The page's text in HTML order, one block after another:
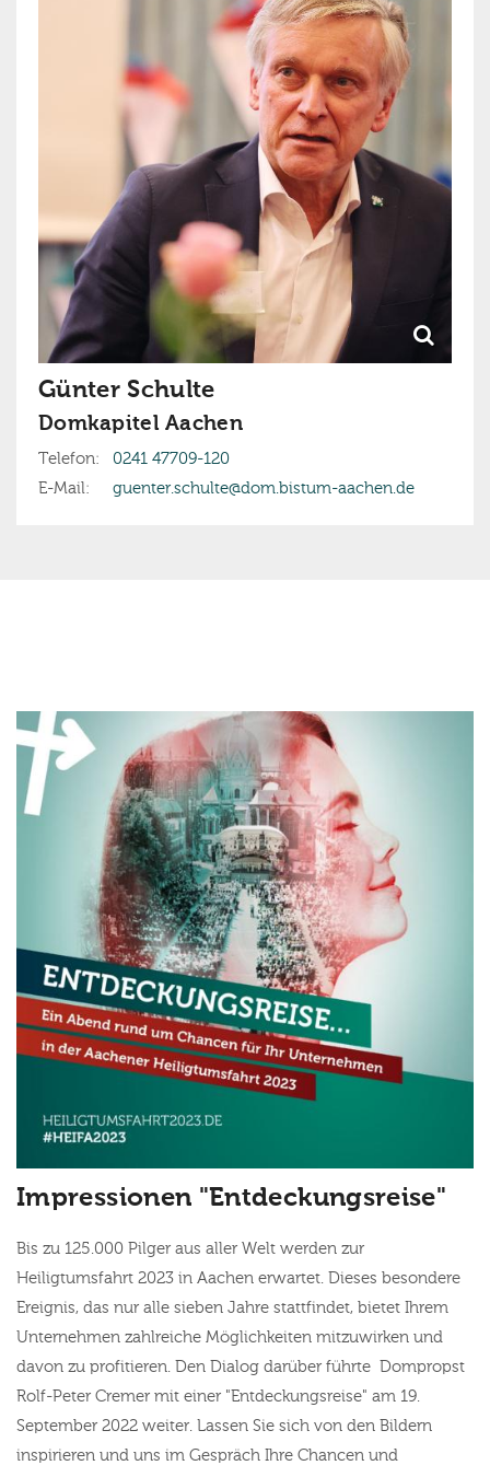
GünterSchulte
Domkapitel Aachen
Telefon:
0241 47709-120
E-Mail:
guenter.schulte@dom.bistum-aachen.de
Impressionen "Entdeckungsreise"
Bis zu 125.000 Pilger aus aller Welt werden zur
Heiligtumsfahrt 2023 in Aachen erwartet. Dieses besondere
Ereignis, das nur alle sieben Jahre stattfindet, bietet Ihrem
Unternehmen zahlreiche Möglichkeiten mitzuwirken und
davon zu profitieren. Den Dialog darüber führte Dompropst
Rolf-Peter Cremer mit einer "Entdeckungsreise" am 19.
September 2022 weiter. Lassen Sie sich von den Bildern
inspirieren und uns im Gespräch Ihre Chancen und